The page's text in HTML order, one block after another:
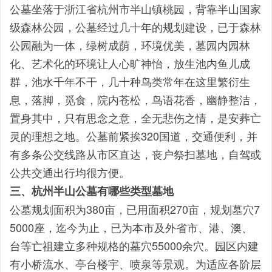
公墓坐落于浙江省杭州市半山镇桃园，背靠半山国家
级森林公园，公墓经过几十年的规划建设，已于森林
公园融为一体，绿树成荫，环境优美，墓园内园林
化、艺术化的环境让人心旷神怡，放生池内鱼儿成
群，池水千年不干，几十种鸟类常年在这里繁衍生
息，落脚，觅食，院内苍松，鸟语花香，幽静整洁，
置身其中，只有思念之意，全无悲伤之情，是安葬亡
灵的理想之地。公墓前紧挨320国道，交通便利，并
有多条公交线路从市区直达，丧户祭扫墓地，自驾或
公共交通出行均很方便。
三、杭州半山公墓有哪些类型墓地
公墓规划面积为380亩，已用面积270亩，规划墓穴7
5000座，迄今为止，已为本市及外省市、港、澳、
台等亡祖建立多种规格的墓穴55000余穴。园区内建
有小桥流水、亭台楼宇、喷泉等景观。为适应各阶层